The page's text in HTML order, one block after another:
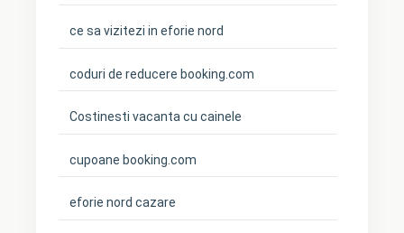
ce sa vizitezi in eforie nord
coduri de reducere booking.com
Costinesti vacanta cu cainele
cupoane booking.com
eforie nord cazare